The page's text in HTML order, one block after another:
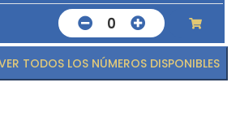
0
VER TODOS LOS NÚMEROS DISPONIBLES